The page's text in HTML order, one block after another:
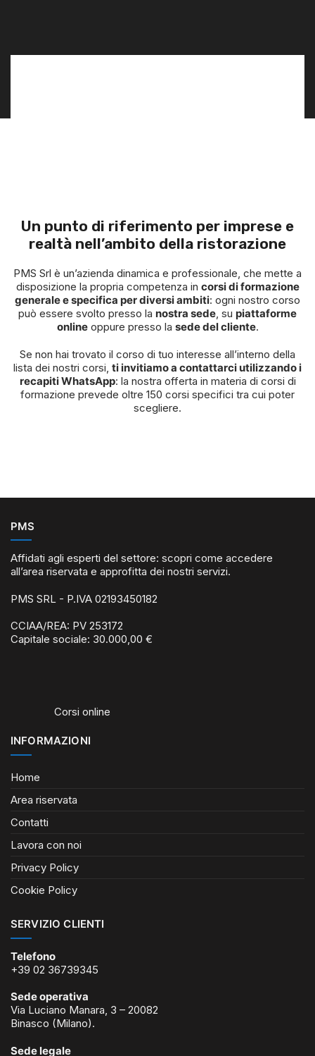
Un punto di riferimento per imprese e
realtà nell’ambito della ristorazione
PMS Srl è un’azienda dinamica e professionale, che mette a
disposizione la propria competenza in corsi di formazione
generale e specifica per diversi ambiti: ogni nostro corso
può essere svolto presso la nostra sede, su piattaforme
onlineoppure presso la sede del cliente.
Se non hai trovato il corso di tuo interesse all’interno della
lista dei nostri corsi, ti invitiamo a contattarci utilizzando i
recapiti WhatsApp: la nostra offerta in materia di corsi di
formazione prevede oltre 150 corsi specifici tra cui poter
scegliere.
PMS
Affidati agli esperti del settore: scopri come accedere
all’area riservata e approfitta dei nostri servizi.
PMS SRL - P.IVA 02193450182
CCIAA/REA: PV 253172
Capitale sociale: 30.000,00 €
Corsi online
INFORMAZIONI
Home
Area riservata
Contatti
Lavora con noi
Privacy Policy
Cookie Policy
SERVIZIO CLIENTI
Telefono
+39 02 36739345
Sede operativa
Via Luciano Manara, 3 – 20082
Binasco (Milano).
Sede legale